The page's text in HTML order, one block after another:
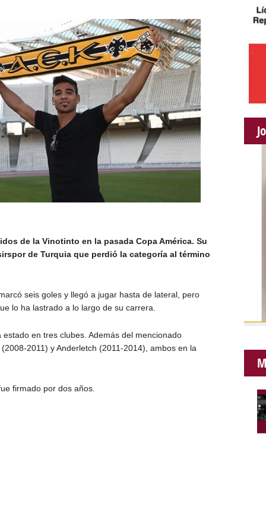
de la Vinotinto en la pasada Copa América. Su
de Turquia que perdió la categoría al término
seis goles y llegó a jugar hasta de lateral, pero
lo ha lastrado a lo largo de su carrera.
en tres clubes. Además del mencionado
2011) y Anderletch (2011-2014), ambos en la
firmado por dos años.